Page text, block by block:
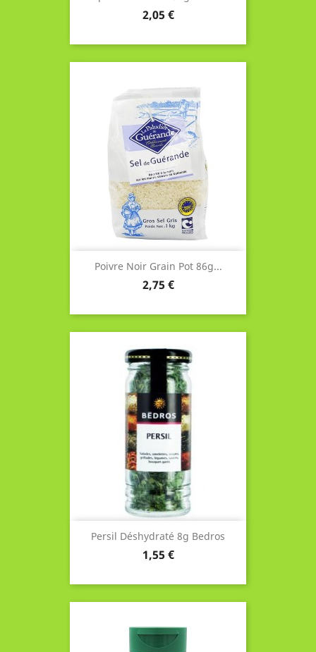
Prix
2,05 €
Poivre Noir Grain Pot 86g...
Prix
2,75 €
Persil Déshydraté 8g Bedros
Prix
1,55 €